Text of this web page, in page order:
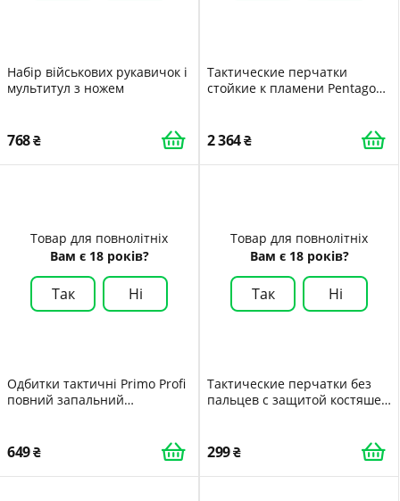
Набір військових рукавичок і
мультитул з ножем
768
Тактические перчатки
стойкие к пламени Pentagon
2 364
Товар для повнолітніх
Вам є 18 років?
Так Ні
Одбитки тактичні Primo Profi
повний запальний
649
Товар для повнолітніх
Вам є 18 років?
Так Ні
Тактические перчатки без
пальцев с защитой костяшек
299